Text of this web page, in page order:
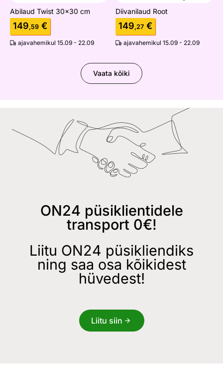
Abilaud Twist 30x30 cm
149,59 €
ajavahemikul 15.09 - 22.09
Diivanilaud Root
149,27 €
ajavahemikul 15.09 - 22.09
Vaata kõiki
ON24 püsiklientidele
transport 0€!
Liitu ON24 püsikliendiks
ning saa osa kõikidest
hüvedest!
Liitu siin